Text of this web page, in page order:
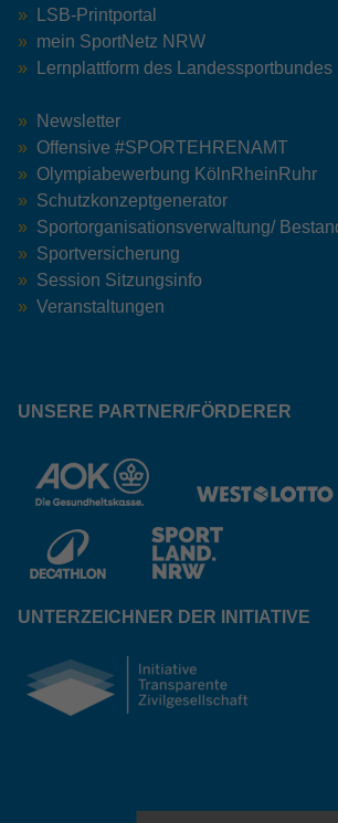
LSB-Printportal
mein SportNetz NRW
Lernplattform des
Newsletter
Offensive #SPORTEHRENAMT
Olympiabewerbung KölnRheinRuhr
Schutzkonzeptgenerator
Sportorganisationsverwaltung/
Sportversicherung
Session Sitzungsinfo
Veranstaltungen
UNSERE PARTNER/FÖRDERER
UNTERZEICHNER DER INITIATIVE